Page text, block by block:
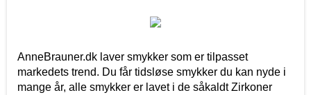
AnneBrauner.dk laver smykker som er tilpasset
markedets trend. Du får tidsløse smykker du kan nyde i
mange år, alle smykker er lavet i de såkaldt Zirkoner